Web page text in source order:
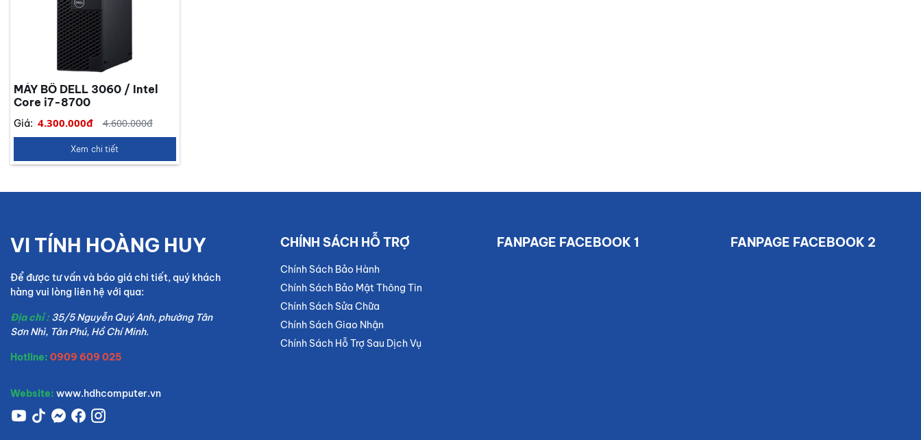
MÁY BÔ DELL 3060 / Intel
Core i7-8700
Giá: 4.300.000đ 4.600.000đ
Xem chi tiết
VI TÍNH HOÀNG HUY
Để được tư vấn và báo giá chi tiết, quý khách
hàng vui lòng liên hệ với qua:
Địa chỉ : 35/5 Nguyễn Quý Anh, phường Tân
Sơn Nhì, Tân Phú, Hồ Chí Minh.
Hotline: 0909 609 025
Website: www.hdhcomputer.vn
CHÍNH SÁCH HỖ TRỢ
Chính Sách Bảo Hành
Chính Sách Bảo Mật Thông Tin
Chính Sách Sửa Chữa
Chính Sách Giao Nhận
Chính Sách Hỗ Trợ Sau Dịch Vụ
FANPAGE FACEBOOK 1 FANPAGE FACEBOOK 2